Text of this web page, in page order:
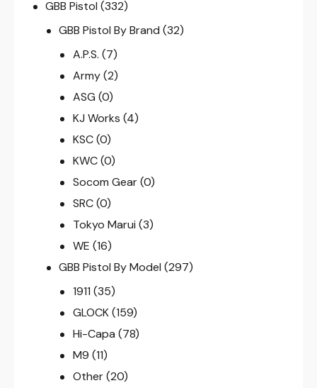
GBB Pistol (332)
GBB Pistol By Brand (32)
A.P.S. (7)
Army (2)
ASG (0)
KJ Works (4)
KSC (0)
KWC (0)
Socom Gear (0)
SRC (0)
Tokyo Marui (3)
WE (16)
GBB Pistol By Model (297)
1911 (35)
GLOCK (159)
Hi-Capa (78)
M9 (11)
Other (20)